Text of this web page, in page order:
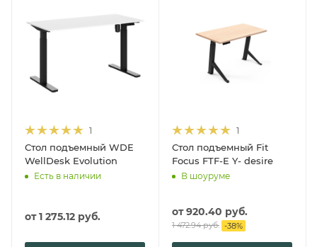
1
Стол подъемный WDE
WellDesk Evolution
Есть в наличии
от1 275.12 руб.
1
Стол подъемный Fit
Focus FTF-E Y- desire
В шоуруме
от920.40 руб.
1 472.94 руб. -38%